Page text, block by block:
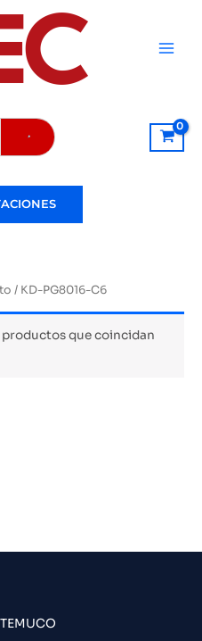
Buscar
/ KD-PG8016-C6
que coincidan